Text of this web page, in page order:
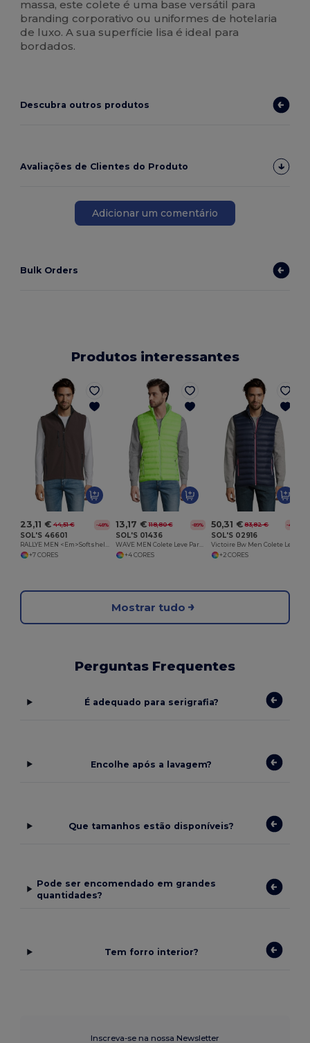
massa, este colete é uma base versátil para
branding corporativo ou uniformes de hotelaria
de luxo. A sua superfície lisa é ideal para
bordados.
Descubra outros produtos
Avaliações de Clientes do Produto
Adicionar um comentário
Bulk Orders
Produtos interessantes
23,11 € 44,51 € -48%
SOL'S 46601
RALLYE MEN <Em>Softshell</Em> Sem Mangas Para Homem
+7 CORES
13,17 € 118,80 € -89%
SOL'S 01436
WAVE MEN Colete Leve Para Homem
+4 CORES
50,31 € 83,82 € -40%
SOL'S 02916
+2 CORES
Mostrar tudo
Perguntas Frequentes
É adequado para serigrafia?
Encolhe após a lavagem?
Que tamanhos estão disponíveis?
Pode ser encomendado em grandes
quantidades?
Tem forro interior?
Inscreva-se na nossa Newsletter